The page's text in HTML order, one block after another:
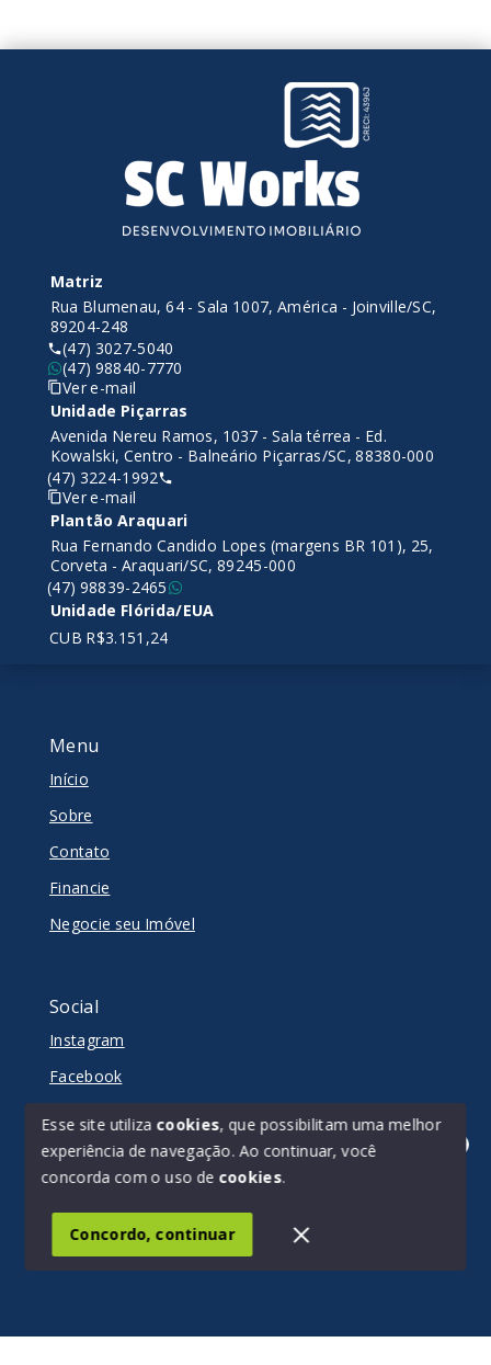
Olá! Estamos disponíveis para te ajudar.
Menu
Início
Sobre
Contato
Financie
Negocie seu Imóvel
Social
Instagram
Facebook
SITE PARA IMOBILIARIA
Matriz
Rua Blumenau, 64 - Sala 1007, América - Joinville/SC,
89204-248
(47) 3027-5040
(47) 98840-7770
Ver e-mail
Unidade Piçarras
Avenida Nereu Ramos, 1037 - Sala térrea - Ed.
Kowalski, Centro - Balneário Piçarras/SC, 88380-000
(47) 3224-1992
Ver e-mail
Plantão Araquari
Rua Fernando Candido Lopes (margens BR 101), 25,
Corveta - Araquari/SC, 89245-000
(47) 98839-2465
Unidade Flórida/EUA
CUB R$3.151,24
Esse site utiliza cookies, que possibilitam uma melhor
experiência de navegação. Ao continuar, você
concorda com o uso de cookies.
Concordo, continuar